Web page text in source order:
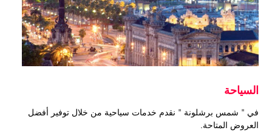
السياحة
في " شمس برشلونة " نقدم خدمات سياحية من خلال توفير أفضل
العروض المتاحة.